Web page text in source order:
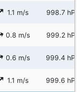
1.1 m/s 998.7 hPa
0.8 m/s 999.2 hPa
0.6 m/s 999.4 hPa
1.1 m/s 999.6 hPa